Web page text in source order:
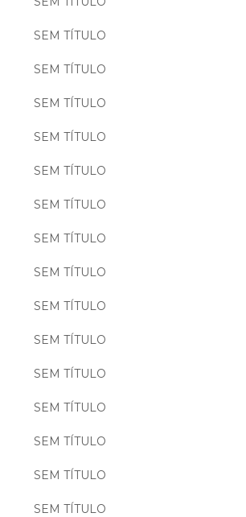
SEM TÍTULO
SEM TÍTULO
SEM TÍTULO
SEM TÍTULO
SEM TÍTULO
SEM TÍTULO
SEM TÍTULO
SEM TÍTULO
SEM TÍTULO
SEM TÍTULO
SEM TÍTULO
SEM TÍTULO
SEM TÍTULO
SEM TÍTULO
SEM TÍTULO